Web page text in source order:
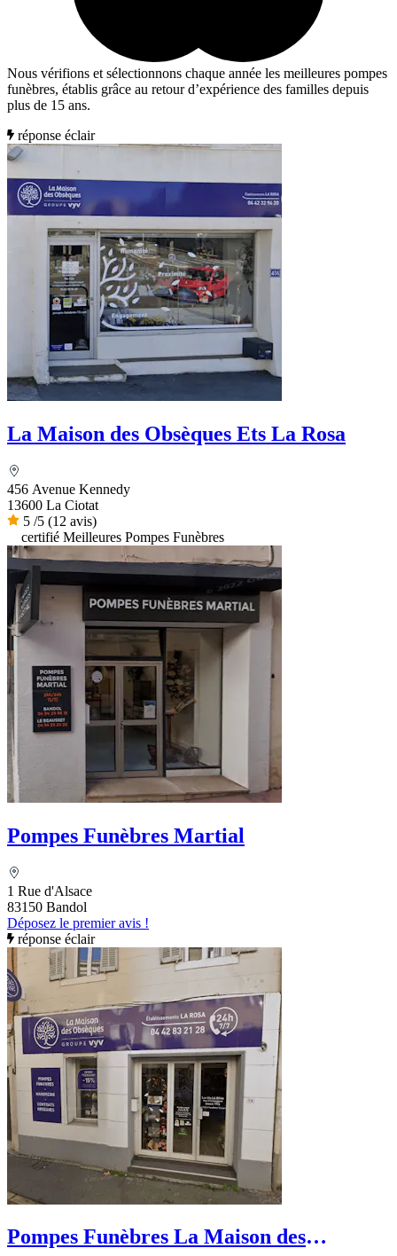
Nous vérifions et sélectionnons chaque année les meilleures pompes
funèbres, établis grâce au retour d’expérience des familles depuis
plus de 15 ans.
réponse éclair
La Maison des Obsèques Ets La Rosa
456 Avenue Kennedy
13600 La Ciotat
5 /5 (12 avis)
certifié Meilleures Pompes Funèbres
Pompes Funèbres Martial
1 Rue d'Alsace
83150 Bandol
Déposez le premier avis !
réponse éclair
Pompes Funèbres La Maison des